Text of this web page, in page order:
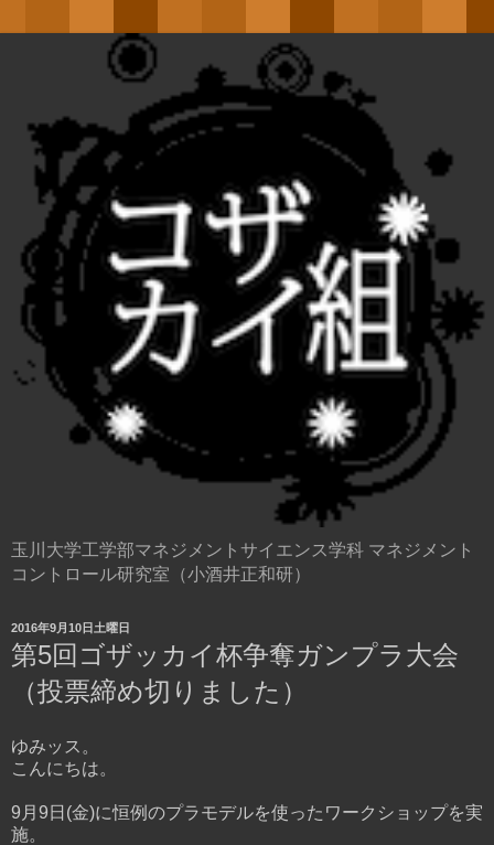
玉川大学工学部マネジメントサイエンス学科 マネジメント
コントロール研究室（小酒井正和研）
2016年9月10日土曜日
第5回ゴザッカイ杯争奪ガンプラ大会
（投票締め切りました）
ゆみッス。
こんにちは。
9月9日(金)に恒例のプラモデルを使ったワークショップを実
施。